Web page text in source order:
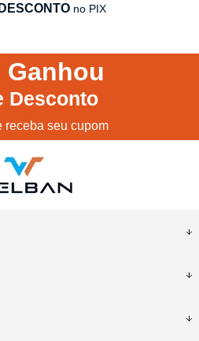
no PIX
Ganhou
Desconto
receba seu cupom